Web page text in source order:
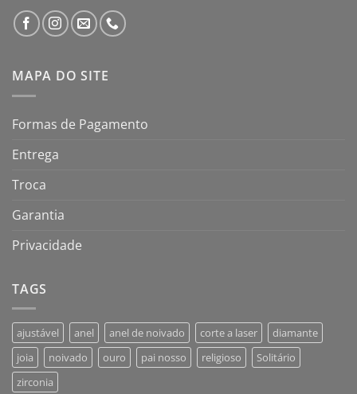
MAPA DO SITE
Formas de Pagamento
Entrega
Troca
Garantia
Privacidade
TAGS
ajustável anel anel de noivado corte a laser
diamante
joia
noivado ouro pai nosso religioso
Solitário
zirconia